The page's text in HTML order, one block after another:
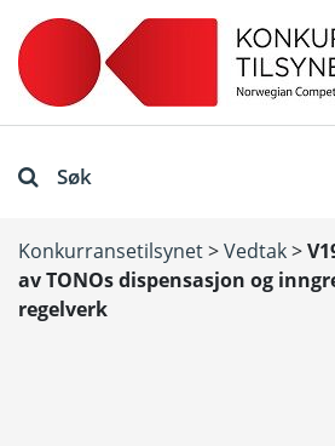
Søk
Konkurransetilsynet>Vedtak>
av TONOs dispensasjon og
regelverk